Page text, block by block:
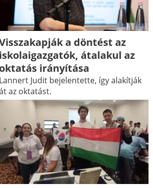
a döntést az
iskolaigazgatók, átalakul az
oktatás irányítása
Lannert Judit bejelentette, így alakítják
az oktatást.